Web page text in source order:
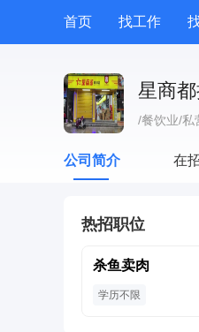
首页 找工作
星商
/餐饮业/私
公司简介 在
热招职位
杀鱼卖肉
学历不限